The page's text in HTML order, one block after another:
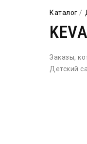
Каталог
Заказы,
Детский